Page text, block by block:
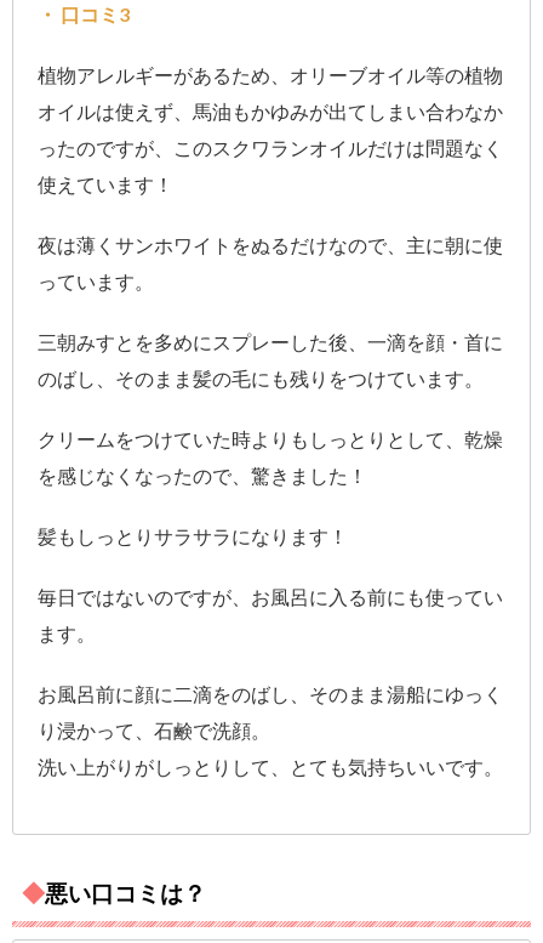
・ 口コミ3
植物アレルギーがあるため、オリーブオイル等の植物
オイルは使えず、馬油もかゆみが出てしまい合わなか
ったのですが、このスクワランオイルだけは問題なく
使えています！
夜は薄くサンホワイトをぬるだけなので、主に朝に使
っています。
三朝みすとを多めにスプレーした後、一滴を顔・首に
のばし、そのまま髪の毛にも残りをつけています。
クリームをつけていた時よりもしっとりとして、乾燥
を感じなくなったので、驚きました！
髪もしっとりサラサラになります！
毎日ではないのですが、お風呂に入る前にも使ってい
ます。
お風呂前に顔に二滴をのばし、そのまま湯船にゆっく
り浸かって、石鹸で洗顔。
洗い上がりがしっとりして、とても気持ちいいです。
◆悪い口コミは？